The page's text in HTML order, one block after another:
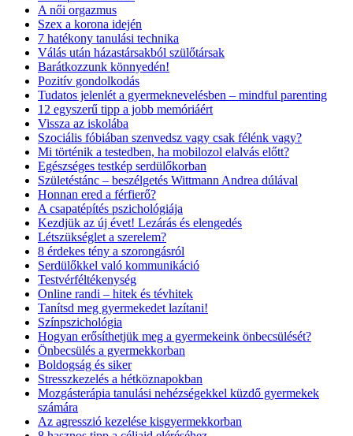
A női orgazmus
Szex a korona idején
7 hatékony tanulási technika
Válás után házastársakból szülőtársak
Barátkozzunk könnyedén!
Pozitív gondolkodás
Tudatos jelenlét a gyermeknevelésben – mindful parenting
12 egyszerű tipp a jobb memóriáért
Vissza az iskolába
Szociális fóbiában szenvedsz vagy csak félénk vagy?
Mi történik a testedben, ha mobilozol elalvás előtt?
Egészséges testkép serdülőkorban
Születéstánc – beszélgetés Wittmann Andrea dúlával
Honnan ered a férfierő?
A csapatépítés pszichológiája
Kezdjük az új évet! Lezárás és elengedés
Létszükséglet a szerelem?
8 érdekes tény a szorongásról
Serdülőkkel való kommunikáció
Testvérféltékenység
Online randi – hitek és tévhitek
Tanítsd meg gyermekedet lazítani!
Színpszichológia
Hogyan erősíthetjük meg a gyermekeink önbecsülését?
Önbecsülés a gyermekkorban
Boldogság és siker
Stresszkezelés a hétköznapokban
Mozgásterápia tanulási nehézségekkel küzdő gyermekek
számára
Az agresszió kezelése kisgyermekkorban